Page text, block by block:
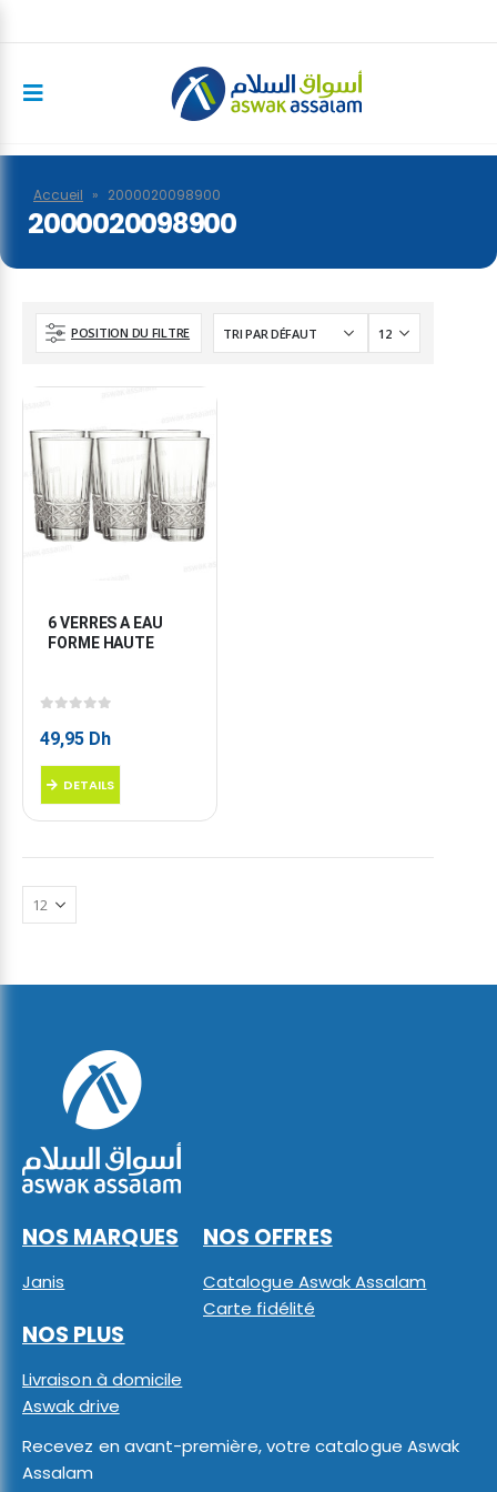
Accueil » 2000020098900
2000020098900
POSITION DU FILTRE
6 VERRES A EAU
FORME HAUTE
49,95 Dh
DETAILS
NOS MARQUES
Janis
NOS OFFRES
Catalogue Aswak Assalam
Carte fidélité
NOS PLUS
Livraison à domicile
Aswak drive
Recevez en avant-première, votre catalogue Aswak
Assalam